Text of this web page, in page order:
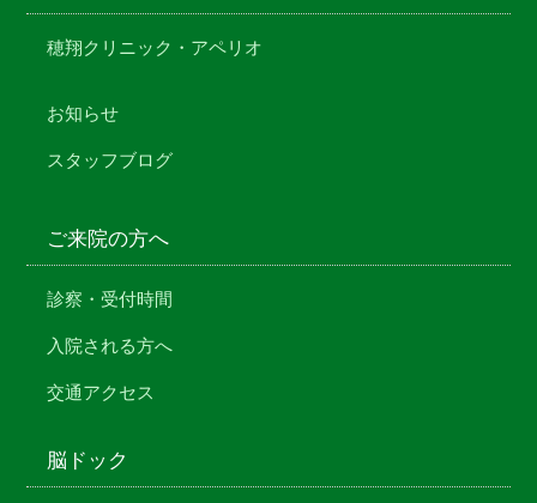
穂翔クリニック・アペリオ
お知らせ
スタッフブログ
ご来院の方へ
診察・受付時間
入院される方へ
交通アクセス
脳ドック